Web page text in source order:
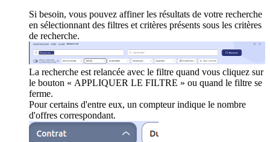
Si besoin, vous pouvez affiner les résultats de votre recherche
en sélectionnant des filtres et critères présents sous les critères
de recherche.
La recherche est relancée avec le filtre quand vous cliquez sur
le bouton « APPLIQUER LE FILTRE » ou quand le filtre se
ferme.
Pour certains d'entre eux, un compteur indique le nombre
d'offres correspondant.